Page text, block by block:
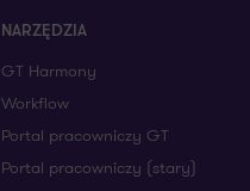
NARZĘDZIA
GT Harmony
Workflow
Portal pracowniczy GT
Portal pracowniczy (stary)